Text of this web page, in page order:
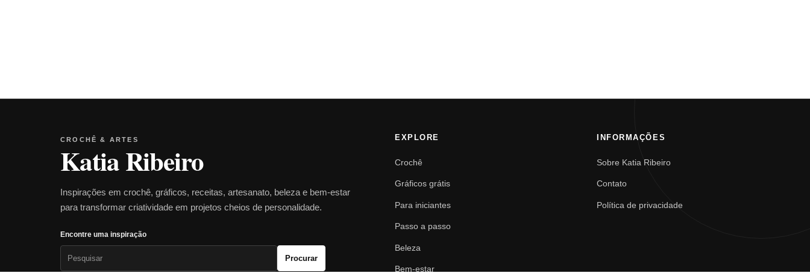
CROCHÊ & ARTES
Katia Ribeiro
Inspirações em crochê, gráficos, receitas, artesanato, beleza e bem-estar
para transformar criatividade em projetos cheios de personalidade.
Encontre uma inspiração
Procurar
EXPLORE
Crochê
Gráficos grátis
Para iniciantes
Passo a passo
Beleza
Bem-estar
INFORMAÇÕES
Sobre Katia Ribeiro
Contato
Política de privacidade